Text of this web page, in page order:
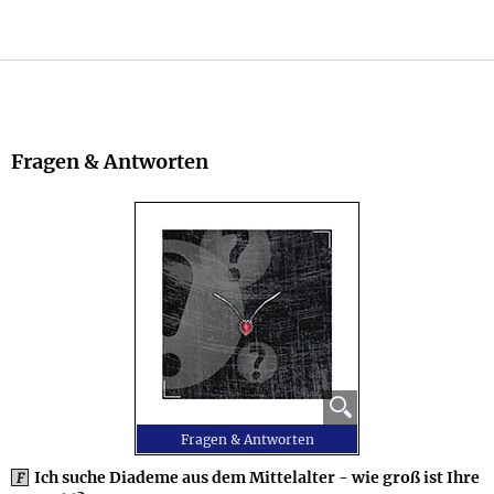
Fragen & Antworten
⚲
Fragen & Antworten
F
Ich suche Diademe aus dem Mittelalter - wie groß ist Ihre